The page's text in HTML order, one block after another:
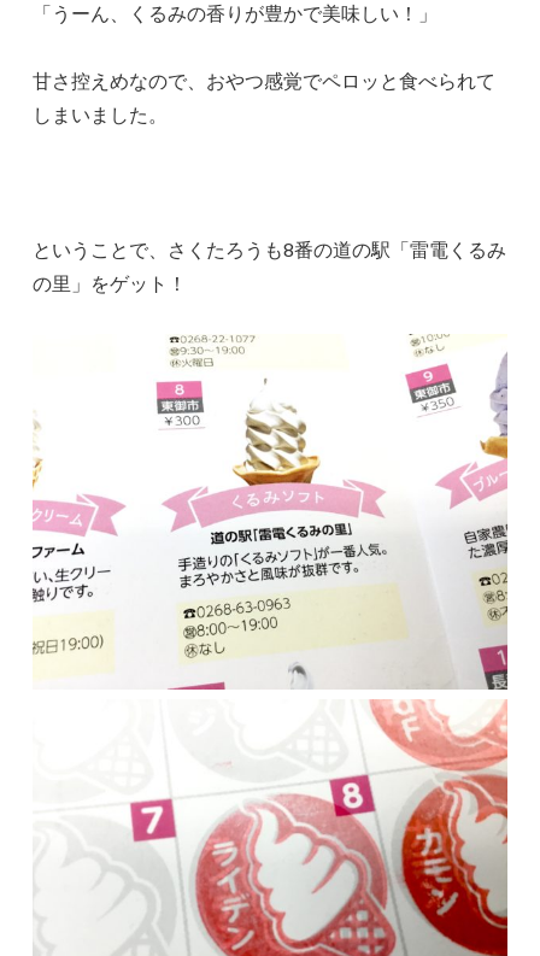
「うーん、くるみの香りが豊かで美味しい！」
甘さ控えめなので、おやつ感覚でペロッと食べられて
しまいました。
ということで、さくたろうも8番の道の駅「雷電くるみ
の里」をゲット！